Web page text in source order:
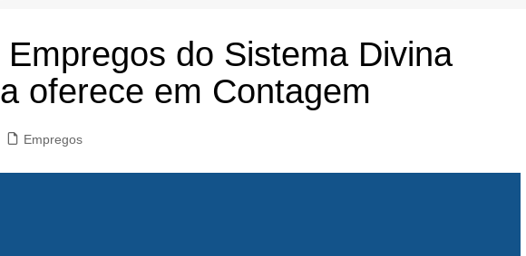
do Sistema Divina
oferece em Contagem
Empregos